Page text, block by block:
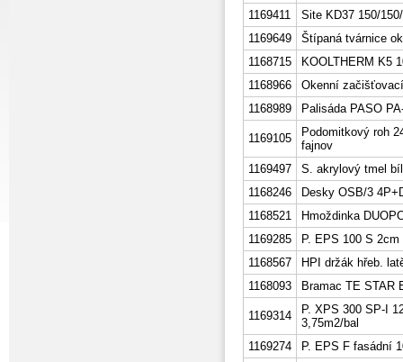
1169411
Site KD37 150/
1169649
Štípaná tvárnice
1168715
KOOLTHERM K5
1168966
Okenní
1168989
Palisáda PASO
1169105
Podomitkový roh
fajnov
1169497
S. akrylový tmel
1168246
Desky OSB/3
1168521
Hmoždinka
1169285
P. EPS 100 S 2cm
1168567
HPI držák hřeb.
1168093
Bramac TE STAR
1169314
P. XPS 300 SP-I
3,75m2/bal
1169274
P. EPS F fasádní